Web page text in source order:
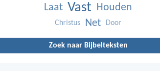
Laat Vast Houden
Christus Net Door
Zoek naar Bijbelteksten